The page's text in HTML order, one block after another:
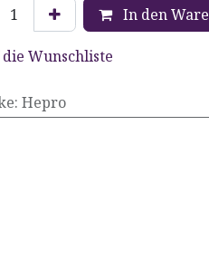
In den
Wunschliste
: Hepro